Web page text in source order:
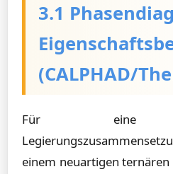
3.1
(CALPHAD/
Für eine
einem neuartigen